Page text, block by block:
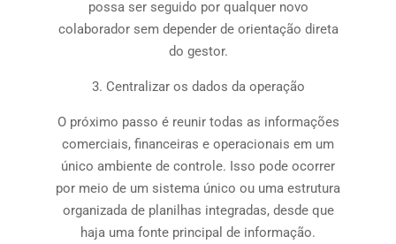
possa ser seguido por qualquer novo
colaborador sem depender de orientação direta
do gestor.
3. Centralizar os dados da operação
O próximo passo é reunir todas as informações
comerciais, financeiras e operacionais em um
único ambiente de controle. Isso pode ocorrer
por meio de um sistema único ou uma estrutura
organizada de planilhas integradas, desde que
haja uma fonte principal de informação.